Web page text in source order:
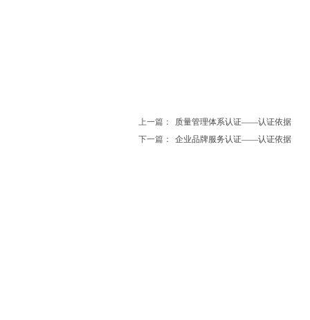
上一篇：
质量管理体系认证——认证依据
下一篇：
企业品牌服务认证——认证依据